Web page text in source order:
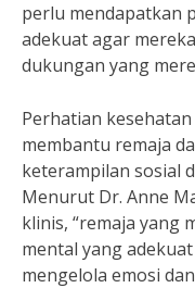
perlu mendapatkan
adekuat agar
dukungan yang
Perhatian
membantu remaja
keterampilan sosial
Menurut Dr. Anne
klinis, “remaja yang
mental yang
mengelola emosi